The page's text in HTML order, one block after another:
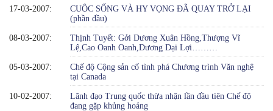
17-03-2007:
CUỘC SỐNG VÀ HY VỌNG ĐÃ QUAY TRỞ LẠI
(phần đầu)
08-03-2007:
Thịnh Tuyết: Gởi Dương Xuân Hồng,Thượng Vĩ
Lệ,Cao Oanh Oanh,Dương Dại Lợi………
05-03-2007:
Chế độ Cộng sản cố tình phá Chương trình Văn nghệ
tại Canada
10-02-2007:
Lãnh đạo Trung quốc thừa nhận lần đầu tiên Chế độ
đang gặp khủng hoảng